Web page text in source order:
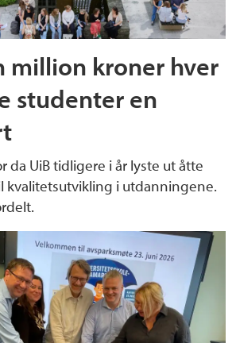
million kroner hver
studenter en
da UiB tidligere i år lyste ut åtte
kvalitetsutvikling i utdanningene.